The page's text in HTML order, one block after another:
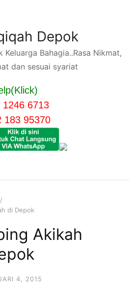
Depok
Bahagia..Rasa Nikmat,
dan sesuai syariat
1246 6713
183 95370
di Depok
Akikah
4, 2015